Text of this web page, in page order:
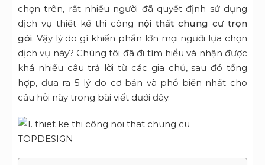
chọn trên, rất nhiều người đã quyết định sử dụng
dịch vụ thiết kế thi công nội thất chung cư trọn
gói. Vậy lý do gì khiến phần lớn mọi người lựa chọn
dịch vụ này? Chúng tôi đã đi tìm hiểu và nhận được
khá nhiều câu trả lời từ các gia chủ, sau đó tổng
hợp, đưa ra 5 lý do cơ bản và phổ biến nhất cho
câu hỏi này trong bài viết dưới đây.